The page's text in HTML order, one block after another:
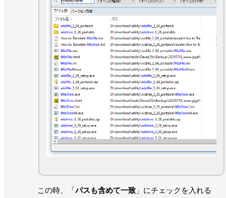
この時、「パスも含めて一致 」にチェックを入れる